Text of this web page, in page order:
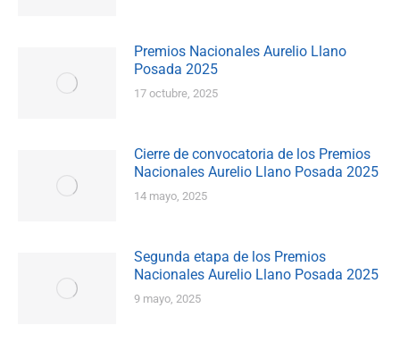
Premios Nacionales Aurelio Llano
Posada 2025
17 octubre, 2025
Cierre de convocatoria de los Premios
Nacionales Aurelio Llano Posada 2025
14 mayo, 2025
Segunda etapa de los Premios
Nacionales Aurelio Llano Posada 2025
9 mayo, 2025